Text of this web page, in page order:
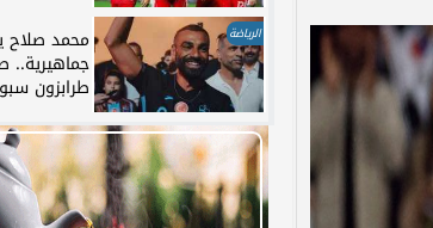
الرياضة محمد صلاح
جماهيرية..
طرابزون